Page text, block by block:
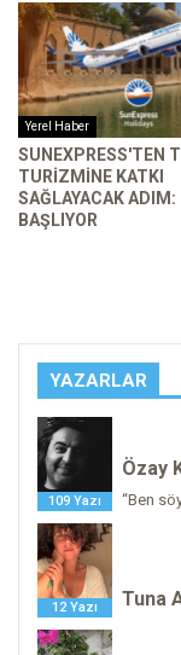
Yerel Haber
SUNEXPRESS'TEN
TURIZMINE KATKI
SAĞLAYACAK
BAŞLIYOR
YAZARLAR
109 Yazı
Özay
“Ben
12 Yazı Tuna